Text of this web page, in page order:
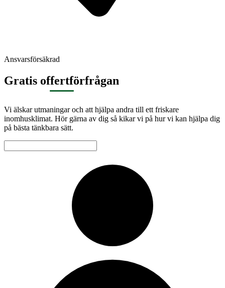
Ansvarsförsäkrad
Gratis offertförfrågan
Vi älskar utmaningar och att hjälpa andra till ett friskare
inomhusklimat. Hör gärna av dig så kikar vi på hur vi kan hjälpa dig
på bästa tänkbara sätt.